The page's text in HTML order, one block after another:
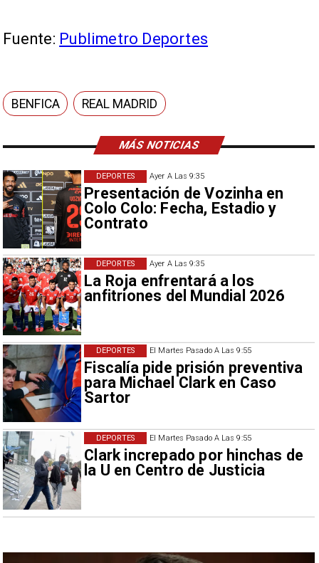
MÁS NOTICIAS
Ayer A Las 9:35
Presentación de Vozinha en
Colo Colo: Fecha, Estadio y
Contrato
DEPORTES
Ayer A Las 9:35
La Roja enfrentará a los
anfitriones del Mundial 2026
DEPORTES
El Martes Pasado A Las 9:55
Fiscalía pide prisión preventiva
para Michael Clark en Caso
Sartor
DEPORTES
El Martes Pasado A Las 9:55
Clark increpado por hinchas de
la U en Centro de Justicia
DEPORTES
Fuente: Publimetro Deportes
BENFICA REAL MADRID